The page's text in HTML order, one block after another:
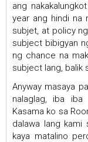
ang
year ang hindi na
subjet, at policy
subject bibigyan
ng chance na
subject lang, balik
Anyway masaya
nalaglag, iba iba
Kasama ko sa
dalawa lang kami
kaya matalino